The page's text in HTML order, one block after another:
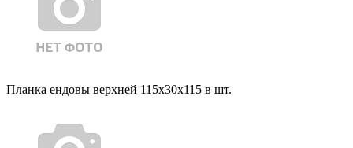
Планка ендовы верхней 115х30х115 в шт.